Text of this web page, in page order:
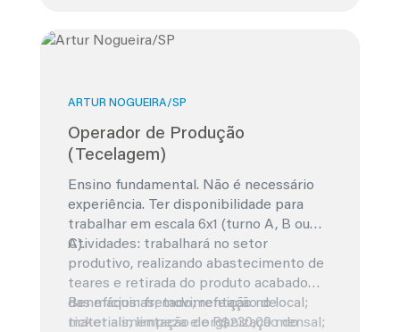
ARTUR NOGUEIRA/SP
Operador de Produção
(Tecelagem)
Ensino fundamental. Não é necessário
experiência. Ter disponibilidade para
trabalhar em escala 6x1 (turno A, B ou
C).
Atividades: trabalhará no setor
produtivo, realizando abastecimento de
teares e retirada do produto acabado
das máquinas; movimentação de
materiais; limpeza e organização do
Benefícios: fretado; refeição no local;
ticket alimentação de R$230,00 mensal;